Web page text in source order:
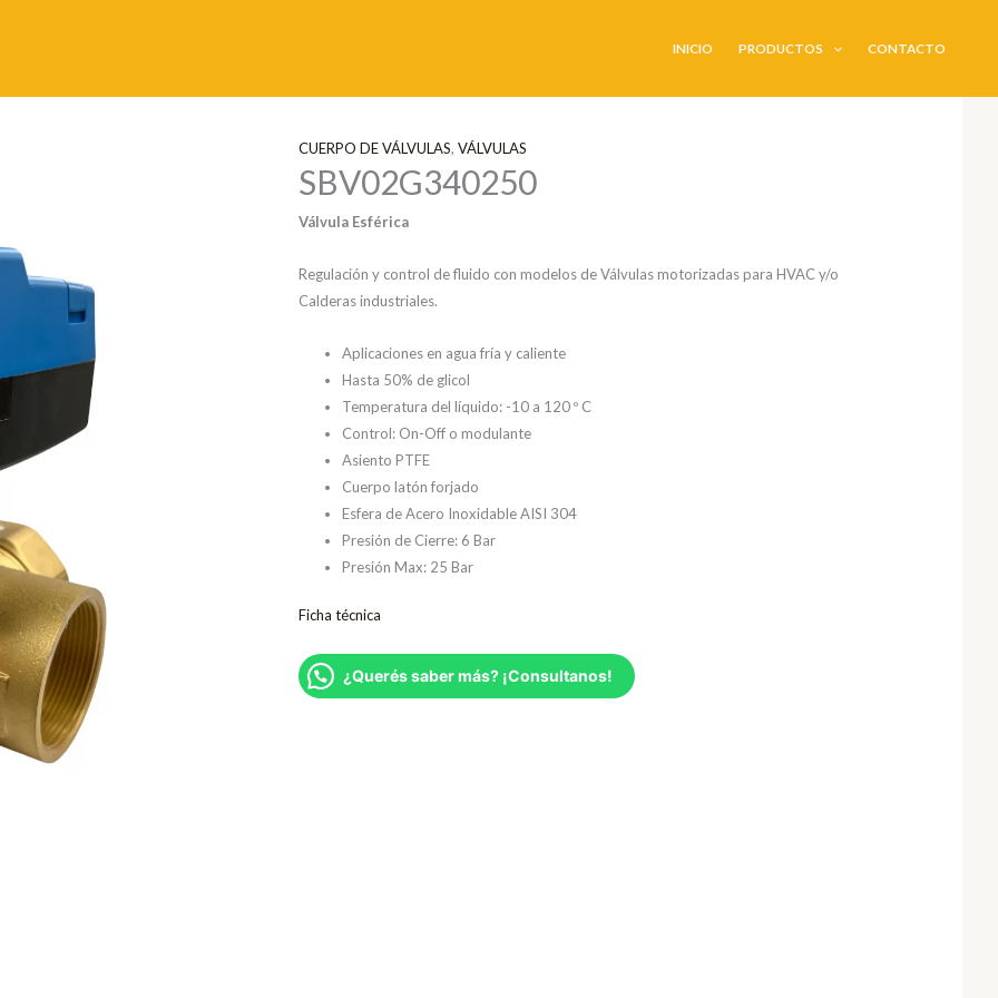
INICIO PRODUCTOS CONTACTO
CUERPO DE VÁLVULAS,VÁLVULAS
SBV02G340250
Válvula Esférica
Regulación y control de fluido con modelos de Válvulas motorizadas para HVAC y/o
Calderas industriales.
Aplicaciones en agua fría y caliente
Hasta 50% de glicol
Temperatura del líquido: -10 a 120 º C
Control: On-Off o modulante
Asiento PTFE
Cuerpo latón forjado
Esfera de Acero Inoxidable AISI 304
Presión de Cierre: 6 Bar
Presión Max: 25 Bar
Ficha técnica
¿Querés saber más? ¡Consultanos!